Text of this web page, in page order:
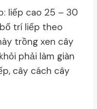
liếp cao 25 – 30
trí liếp theo
trồng xen cây
phải làm giàn
cây cách cây